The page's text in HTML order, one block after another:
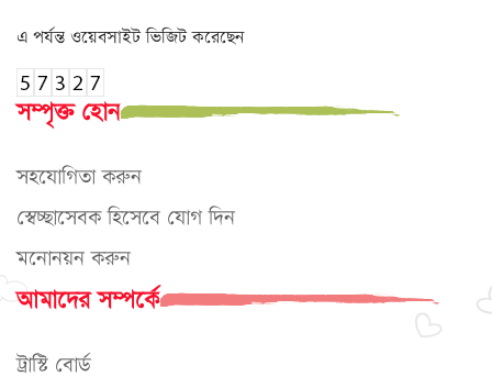
এ পর্যন্ত ওয়েবসাইট ভিজিট করেছেন
সম্পৃক্ত হোন
সহযোগিতা করুন
স্বেচ্ছাসেবক হিসেবে যোগ দিন
মনোনয়ন করুন
আমাদের সম্পর্কে
ট্রাস্টি বোর্ড